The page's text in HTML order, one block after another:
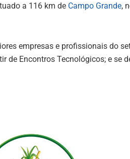
a 116 km de Campo Grande,
empresas e profissionais do
de Encontros Tecnológicos; e se